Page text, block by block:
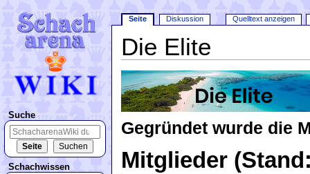
Die Elite
Gegründet wurde die
Mitglieder
Seite Diskussion Quelltext anzeigen
Suche
Schachwissen